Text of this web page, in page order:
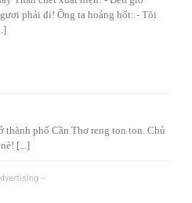
phải đi! Ông ta hoảng hốt: - Tôi
phố Cần Thơ reng ton ton. Chủ
[...]